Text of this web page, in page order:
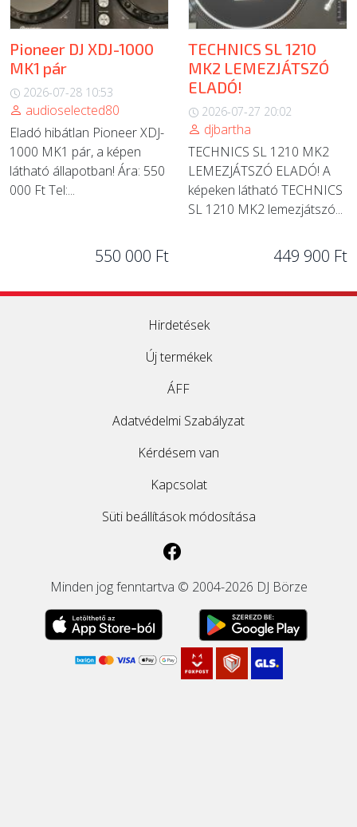
Pioneer DJ XDJ-1000
MK1 pár
2026-07-28 10:53
audioselected80
Eladó hibátlan Pioneer XDJ-
1000 MK1 pár, a képen
látható állapotban! Ára: 550
000 Ft Tel:...
550 000 Ft
TECHNICS SL 1210
MK2 LEMEZJÁTSZÓ
ELADÓ!
2026-07-27 20:02
djbartha
TECHNICS SL 1210 MK2
LEMEZJÁTSZÓ ELADÓ! A
képeken látható TECHNICS
SL 1210 MK2 lemezjátszó...
449 900 Ft
Hirdetések
Új termékek
ÁFF
Adatvédelmi Szabályzat
Kérdésem van
Kapcsolat
Süti beállítások módosítása
Minden jog fenntartva © 2004-2026 DJ Börze